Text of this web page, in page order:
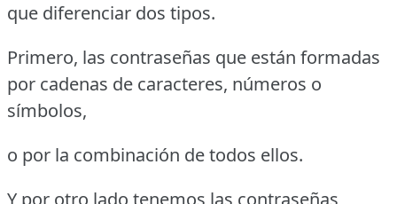
que diferenciar dos tipos.
Primero, las contraseñas que están formadas
por cadenas de caracteres, números o
símbolos,
o por la combinación de todos ellos.